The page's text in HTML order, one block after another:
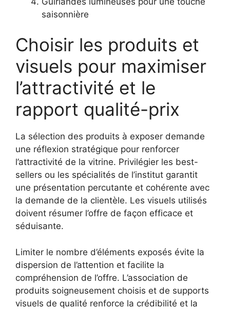
saisonnière
Choisir les produits et
visuels pour maximiser
l’attractivité et le
rapport qualité-prix
La sélection des produits à exposer demande
une réflexion stratégique pour renforcer
l’attractivité de la vitrine. Privilégier les best-
sellers ou les spécialités de l’institut garantit
une présentation percutante et cohérente avec
la demande de la clientèle. Les visuels utilisés
doivent résumer l’offre de façon efficace et
séduisante.
Limiter le nombre d’éléments exposés évite la
dispersion de l’attention et facilite la
compréhension de l’offre. L’association de
produits soigneusement choisis et de supports
visuels de qualité renforce la crédibilité et la